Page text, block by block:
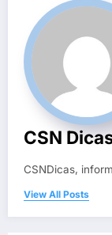
CSN
CSNDicas,
View All Posts